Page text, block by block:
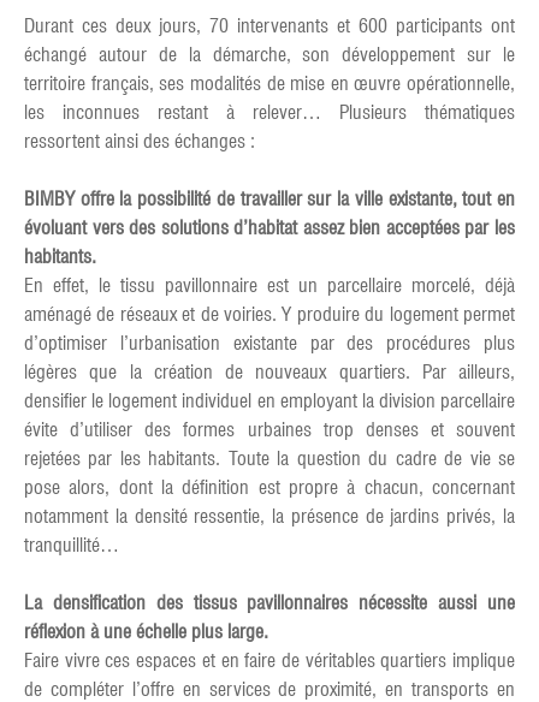
Durant ces deux jours, 70 intervenants et 600 participants ont
échangé autour de la démarche, son développement sur le
territoire français, ses modalités de mise en œuvre opérationnelle,
les inconnues restant à relever… Plusieurs thématiques
ressortent ainsi des échanges :
BIMBY offre la possibilité de travailler sur la ville existante, tout en
évoluant vers des solutions d’habitat assez bien acceptées par les
habitants.
En effet, le tissu pavillonnaire est un parcellaire morcelé, déjà
aménagé de réseaux et de voiries. Y produire du logement permet
d’optimiser l’urbanisation existante par des procédures plus
légères que la création de nouveaux quartiers. Par ailleurs,
densifier le logement individuel en employant la division parcellaire
évite d’utiliser des formes urbaines trop denses et souvent
rejetées par les habitants. Toute la question du cadre de vie se
pose alors, dont la définition est propre à chacun, concernant
notamment la densité ressentie, la présence de jardins privés, la
tranquillité…
La densification des tissus pavillonnaires nécessite aussi une
réflexion à une échelle plus large.
Faire vivre ces espaces et en faire de véritables quartiers implique
de compléter l’offre en services de proximité, en transports en